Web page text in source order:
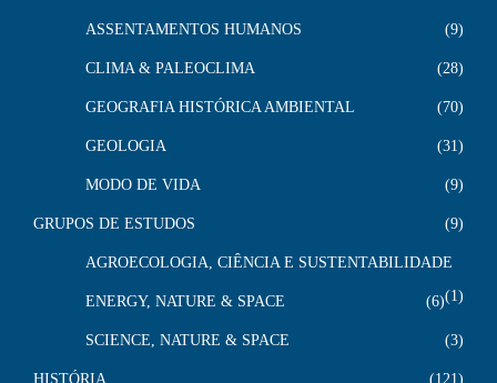
ASSENTAMENTOS HUMANOS 9
CLIMA & PALEOCLIMA 28
GEOGRAFIA HISTÓRICA AMBIENTAL 70
GEOLOGIA 31
MODO DE VIDA 9
GRUPOS DE ESTUDOS 9
AGROECOLOGIA, CIÊNCIA E SUSTENTABILIDADE
1
ENERGY, NATURE & SPACE 6
SCIENCE, NATURE & SPACE 3
HISTÓRIA 121